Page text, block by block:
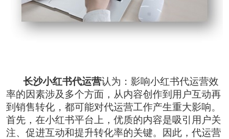
长沙小红书代运营认为：影响小红书代运营效
率的因素涉及多个方面，从内容创作到用户互动再
到销售转化，都可能对代运营工作产生重大影响。
首先，在小红书平台上，优质的内容是吸引用户关
注、促进互动和提升转化率的关键。因此，代运营